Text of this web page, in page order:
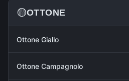
🟡OTTONE
Ottone Giallo
Ottone Campagnolo